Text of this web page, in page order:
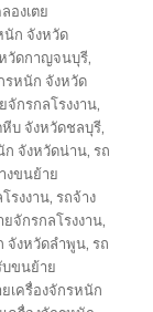
องเตย
นัก จังหวัด
วัดกาญจนบุรี,
รหนัก จังหวัด
กรกลโรงงาน,
หีบ จังหวัดชลบุรี,
ก จังหวัดน่าน,รถ
งขนย้าย
รงงาน,รถจ้าง
จักรกลโรงงาน,
จังหวัดลำพูน,รถ
บขนย้าย
เครื่องจักรหนัก